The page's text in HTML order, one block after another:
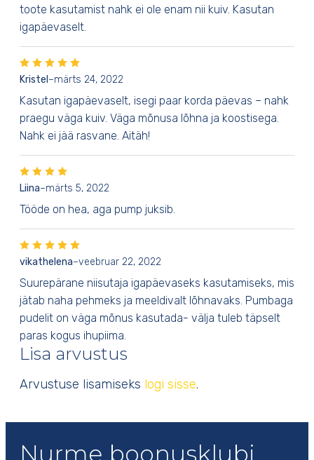
toote kasutamist nahk ei ole enam nii kuiv. Kasutan
igapäevaselt.
Kristel –märts 24, 2022
Kasutan igapäevaselt, isegi paar korda päevas – nahk
praegu väga kuiv. Väga mõnusa lõhna ja koostisega.
Nahk ei jää rasvane. Aitäh!
Liina–märts 5, 2022
Tööde on hea, aga pump juksib.
vikathelena–veebruar 22, 2022
Suurepärane niisutaja igapäevaseks kasutamiseks, mis
jätab naha pehmeks ja meeldivalt lõhnavaks. Pumbaga
pudelit on väga mõnus kasutada- välja tuleb täpselt
paras kogus ihupiima.
Lisa arvustus
Arvustuse lisamiseks logi sisse.
Nurme boonusklubi